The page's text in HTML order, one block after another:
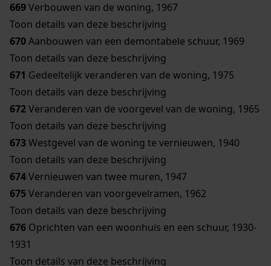
669Verbouwen van de woning, 1967
Toon details van deze beschrijving
670Aanbouwen van een demontabele schuur, 1969
Toon details van deze beschrijving
671 Gedeeltelijk veranderen van de woning, 1975
Toon details van deze beschrijving
672Veranderen van de voorgevel van de woning, 1965
Toon details van deze beschrijving
673Westgevel van de woning te vernieuwen, 1940
Toon details van deze beschrijving
674Vernieuwen van twee muren, 1947
675Veranderen van voorgevelramen, 1962
Toon details van deze beschrijving
676 Oprichten van een woonhuis en een schuur, 1930-
1931
Toon details van deze beschrijving